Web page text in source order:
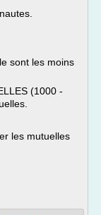
sont les moins
(1000 -
les mutuelles